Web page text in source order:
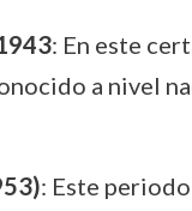
: En este
a nivel
: Este